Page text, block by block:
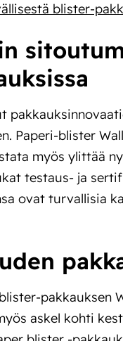
blister-
Paperi-blister
myös ylittää
testaus- ja
ovat turvallisia
pakkauksen
askel kohti